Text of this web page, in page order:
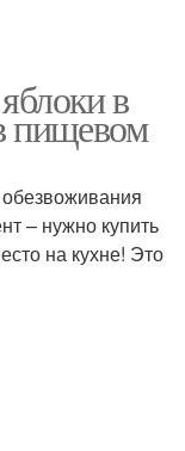
в
пищевом
– нужно купить
на кухне! Это